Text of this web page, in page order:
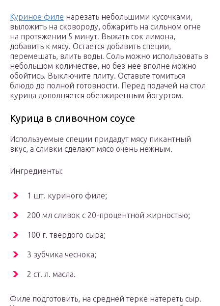
Куриное филе нарезать небольшими кусочками,
выложить на сковороду, обжарить на сильном огне
на протяжении 5 минут. Выжать сок лимона,
добавить к мясу. Остается добавить специи,
перемешать, влить воды. Соль можно использовать в
небольшом количестве, но без нее вполне можно
обойтись. Выключите плиту. Оставьте томиться
блюдо до полной готовности. Перед подачей на стол
курица дополняется обезжиренным йогуртом.
Курица в сливочном соусе
Используемые специи придадут мясу пикантный
вкус, а сливки сделают мясо очень нежным.
Ингредиенты:
1 шт. куриного филе;
200 мл сливок с 20-процентной жирностью;
100 г. твердого сыра;
3 зубчика чеснока;
2 ст. л. масла.
Филе подготовить, на средней терке натереть сыр.